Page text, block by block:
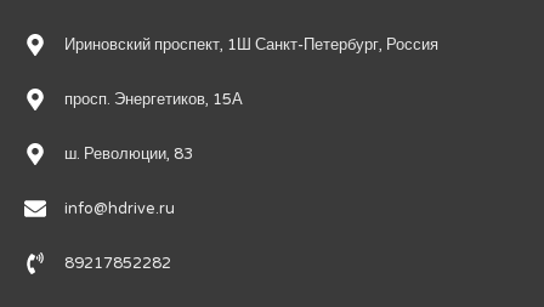
Ириновский проспект, 1Ш Санкт-Петербург, Россия
просп. Энергетиков, 15А
ш. Революции, 83
info@hdrive.ru
89217852282